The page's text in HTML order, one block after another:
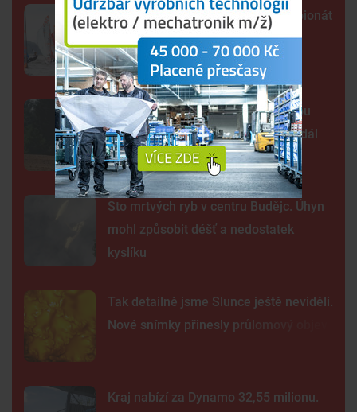
Lipno poprvé hostí evropský šampionát
jachtařů. Závodníci bojují hlavně s
počasím
Šelma na jihu Čech? Záběry mohou
zachycovat kočku, policie hlášení dál
prověřuje
Sto mrtvých ryb v centru Budějc. Úhyn
mohl způsobit déšť a nedostatek
kyslíku
Tak detailně jsme Slunce ještě neviděli.
Nové snímky přinesly průlomový objev
Kraj nabízí za Dynamo 32,55 milionu.